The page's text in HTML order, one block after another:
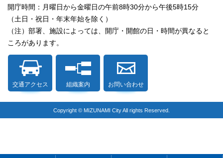
開庁時間：月曜日から金曜日の午前8時30分から午後5時15分
（土日・祝日・年末年始を除く）
（注）部署、施設によっては、開庁・開館の日・時間が異なると
ころがあります。
交通アクセス 組織案内 お問い合わせ
Copyright © MIZUNAMI City All rights Reserved.